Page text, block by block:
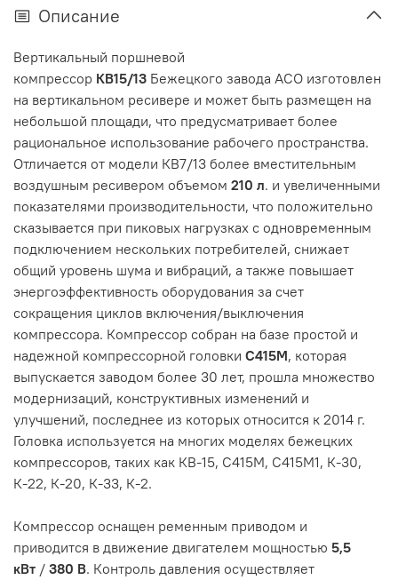
Описание
Вертикальный поршневой
компрессор КВ15/13 Бежецкого завода АСО изготовлен
на вертикальном ресивере и может быть размещен на
небольшой площади, что предусматривает более
рациональное использование рабочего пространства.
Отличается от модели КВ7/13 более вместительным
воздушным ресивером объемом 210 л. и увеличенными
показателями производительности, что положительно
сказывается при пиковых нагрузках с одновременным
подключением нескольких потребителей, снижает
общий уровень шума и вибраций, а также повышает
энергоэффективность оборудования за счет
сокращения циклов включения/выключения
компрессора. Компрессор собран на базе простой и
надежной компрессорной головки С415М, которая
выпускается заводом более 30 лет, прошла множество
модернизаций, конструктивных изменений и
улучшений, последнее из которых относится к 2014 г.
Головка используется на многих моделях бежецких
компрессоров, таких как КВ-15, С415М, С415М1, К-30,
К-22, К-20, К-33, К-2.
Компрессор оснащен ременным приводом и
приводится в движение двигателем мощностью 5,5
кВт / 380 В. Контроль давления осуществляет